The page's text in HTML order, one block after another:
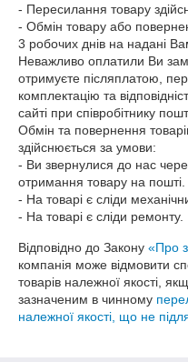
- Пересилання товару
- Обмін товару або
3 робочих днів на надані
Неважливо оплатили Ви
отримуєте післяплатою,
комплектацію та
сайті при співробітнику
Обмін та повернення
здійснюється за умови:
- Ви звернулися до нас
отримання товару на пошті.
- На товарі є сліди
- На товарі є сліди ремонту.
Відповідно до Закону «Про
компанія може відмовити
товарів належної якості,
зазначеним в чинному
належної якості, що не